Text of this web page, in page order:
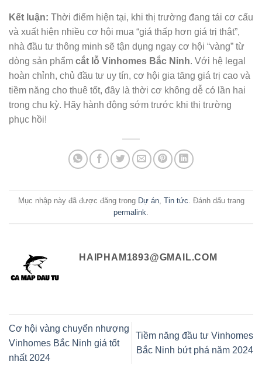
Kết luận: Thời điểm hiện tại, khi thị trường đang tái cơ cấu
và xuất hiện nhiều cơ hội mua “giá thấp hơn giá trị thật”,
nhà đầu tư thông minh sẽ tận dụng ngay cơ hội “vàng” từ
dòng sản phẩm cắt lỗ Vinhomes Bắc Ninh. Với hệ legal
hoàn chỉnh, chủ đầu tư uy tín, cơ hội gia tăng giá trị cao và
tiềm năng cho thuê tốt, đây là thời cơ không dễ có lần hai
trong chu kỳ. Hãy hành động sớm trước khi thị trường
phục hồi!
Mục nhập này đã được đăng trong Dự án, Tin tức . Đánh dấu trang
permalink
HAIPHAM1893@GMAIL.COM
Cơ hội vàng chuyển nhượng
Vinhomes Bắc Ninh giá tốt
nhất 2024
Tiềm năng đầu tư Vinhomes
Bắc Ninh bứt phá năm 2024